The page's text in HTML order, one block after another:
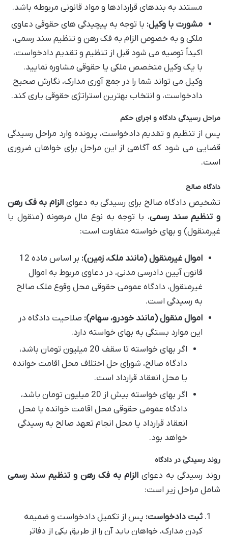
مستند به بندهای قراردادها و مواد قانونی مربوطه باشد.
مشورت با وکیل: با توجه به پیچیدگی های حقوقی دعاوی
ملکی و به خصوص الزام به فک رهن و تنظیم سند رسمی،
اکیداً توصیه می شود قبل از تنظیم و تقدیم دادخواست،
با یک وکیل متخصص ملکی یا حقوقی مشاوره نمایید.
وکیل می تواند شما را در جمع آوری مدارک، نگارش صحیح
دادخواست، و انتخاب بهترین استراتژی حقوقی یاری کند.
مراحل رسیدگی دادگاه و اجرای حکم
پس از تنظیم و تقدیم دادخواست، پرونده وارد مراحل رسیدگی
قضایی می شود که آگاهی از این مراحل برای خواهان ضروری
است.
دادگاه صالح
تشخیص دادگاه صالح برای رسیدگی به دعوای الزام به فک رهن
و تنظیم سند رسمی، با توجه به نوع مال مرهونه (منقول یا
غیرمنقول) و بهای خواسته متفاوت است:
اموال غیرمنقول (مانند ملک، زمین):
بر اساس ماده 12
قانون آیین دادرسی مدنی، در دعاوی مربوط به اموال
غیرمنقول، دادگاه عمومی حقوقی محل وقوع ملک صالح
به رسیدگی است.
اموال منقول (مانند خودرو، سهام): صلاحیت دادگاه در
این موارد بستگی به بهای خواسته دارد.
اگر بهای خواسته تا سقف 20 میلیون تومان باشد،
دادگاه صالح، شورای حل اختلاف محل اقامت خوانده
یا محل انعقاد قرارداد است.
اگر بهای خواسته بیش از 20 میلیون تومان باشد،
دادگاه عمومی حقوقی محل اقامت خوانده یا محل
انعقاد قرارداد یا محل انجام تعهد صالح به رسیدگی
خواهد بود.
روند رسیدگی در دادگاه
روند رسیدگی به دعوای الزام به فک رهن و تنظیم سند رسمی
شامل مراحل زیر است:
ثبت دادخواست: پس از تکمیل دادخواست و ضمیمه
کردن مدارک، خواهان باید آن را از طریق یکی از دفاتر